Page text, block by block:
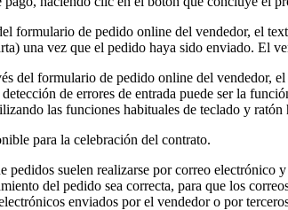
formulario de pedido online del vendedor, el
una vez que el pedido haya sido enviado. El
del formulario de pedido online del vendedor,
de errores de entrada puede ser la
las funciones habituales de teclado y
para la celebración del contrato.
pedidos suelen realizarse por correo
del pedido sea correcta, para que los
enviados por el vendedor o por